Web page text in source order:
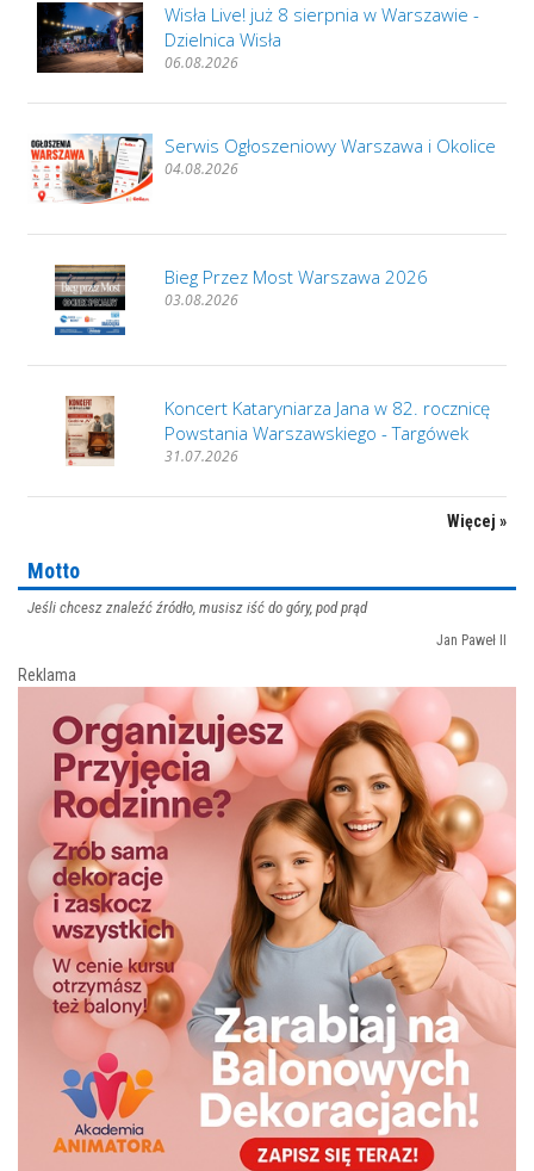
Wisła Live! już 8 sierpnia w Warszawie -
Dzielnica Wisła
06.08.2026
Serwis Ogłoszeniowy Warszawa i Okolice
04.08.2026
Bieg Przez Most Warszawa 2026
03.08.2026
Koncert Kataryniarza Jana w 82. rocznicę
Powstania Warszawskiego - Targówek
31.07.2026
Więcej »
Motto
Jeśli chcesz znaleźć źródło, musisz iść do góry, pod prąd
Jan Paweł II
Reklama